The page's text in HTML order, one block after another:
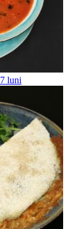
7 luni